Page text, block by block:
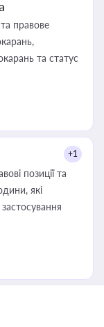
правове
та статус
+1
позиції та
які